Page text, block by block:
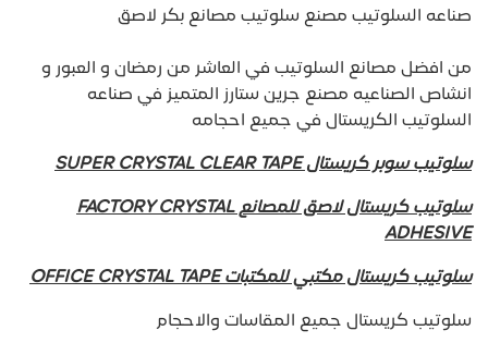
صناعه السلوتيب مصنع سلوتيب مصانع بكر لاصق
من افضل مصانع السلوتيب في العاشر من رمضان و العبور و
انشاص الصناعيه مصنع جرين ستارز المتميز في صناعه
السلوتيب الكريستال في جميع احجامه
سلوتيب سوبر كريستال SUPER CRYSTAL CLEAR TAPE
سلوتيب كريستال لاصق للمصانع FACTORY CRYSTAL
ADHESIVE
سلوتيب كريستال مكتبي للمكتبات OFFICE CRYSTAL TAPE
سلوتيب كريستال جميع المقاسات والاحجام